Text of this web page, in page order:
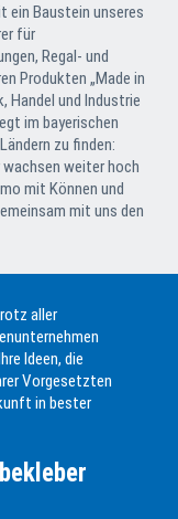
ein Baustein unseres
für
Regal- und
Produkten „Made in
Handel und Industrie
im bayerischen
zu finden:
weiter hoch
mit Können und
mit uns den
aller
Ideen, die
Vorgesetzten
in bester